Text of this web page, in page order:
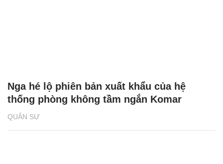
QUÂN SỰ
Nga hé lộ phiên bản xuất khẩu của hệ
thống phòng không tầm ngắn Komar